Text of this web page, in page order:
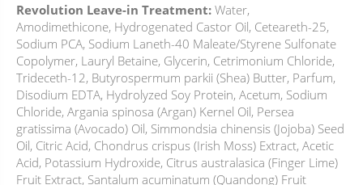
Revolution Leave-in Treatment: Water,
Amodimethicone, Hydrogenated Castor Oil, Ceteareth-25,
Sodium PCA, Sodium Laneth-40 Maleate/Styrene Sulfonate
Copolymer, Lauryl Betaine, Glycerin, Cetrimonium Chloride,
Trideceth-12, Butyrospermum parkii (Shea) Butter, Parfum,
Disodium EDTA, Hydrolyzed Soy Protein, Acetum, Sodium
Chloride, Argania spinosa (Argan) Kernel Oil, Persea
gratissima (Avocado) Oil, Simmondsia chinensis (Jojoba) Seed
Oil, Citric Acid, Chondrus crispus (Irish Moss) Extract, Acetic
Acid, Potassium Hydroxide, Citrus australasica (Finger Lime)
Fruit Extract, Santalum acuminatum (Quandong) Fruit